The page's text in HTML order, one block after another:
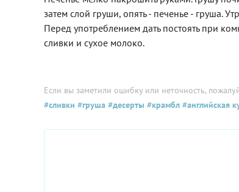
затем слой груши, опять - печенье - груша.
Перед употреблением дать постоять при
сливки и сухое молоко.
Если вы заметили ошибку или неточность,
#сливки #груша #десерты #крамбл #английская